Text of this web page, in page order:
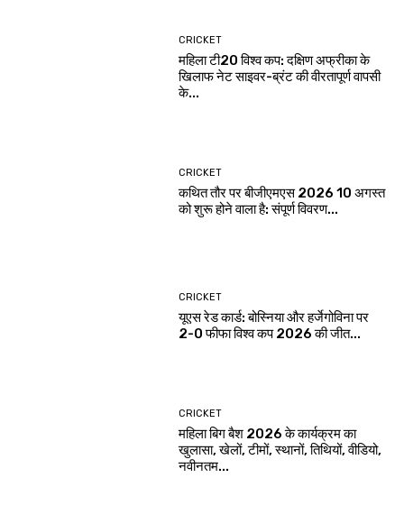
CRICKET
महिला टी20 विश्व कप: दक्षिण अफ्रीका के
खिलाफ नेट साइवर-ब्रंट की वीरतापूर्ण वापसी
के...
CRICKET
कथित तौर पर बीजीएमएस 2026 10 अगस्त
को शुरू होने वाला है: संपूर्ण विवरण...
CRICKET
यूएस रेड कार्ड: बोस्निया और हर्जेगोविना पर
2-0 फीफा विश्व कप 2026 की जीत...
CRICKET
महिला बिग बैश 2026 के कार्यक्रम का
खुलासा, खेलों, टीमों, स्थानों, तिथियों, वीडियो,
नवीनतम...